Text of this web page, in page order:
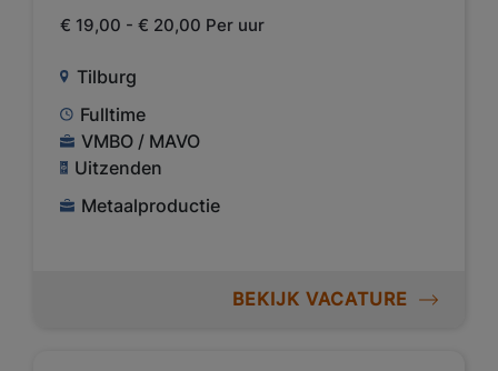
€ 19,00 - € 20,00 Per uur
Tilburg
Fulltime
VMBO / MAVO
Uitzenden
Metaalproductie
BEKIJK VACATURE